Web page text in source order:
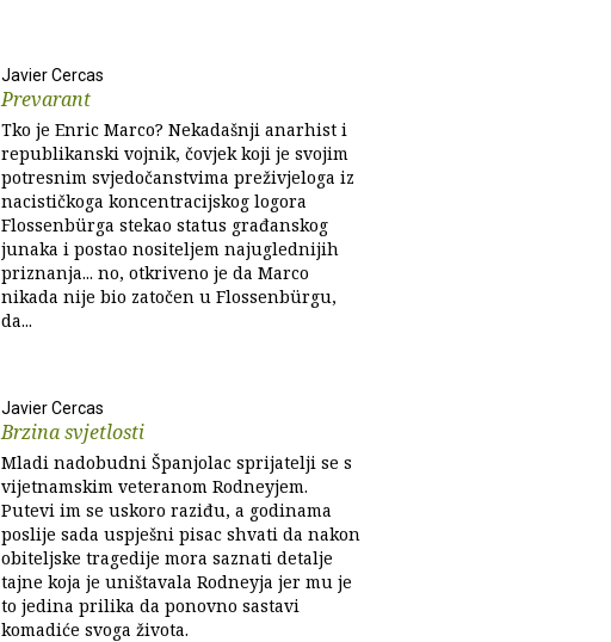
Javier Cercas
Prevarant
Tko je Enric Marco? Nekadašnji anarhist i
republikanski vojnik, čovjek koji je svojim
potresnim svjedočanstvima preživjeloga iz
nacističkoga koncentracijskog logora
Flossenbürga stekao status građanskog
junaka i postao nositeljem najuglednijih
priznanja... no, otkriveno je da Marco
nikada nije bio zatočen u Flossenbürgu,
da...
Javier Cercas
Brzina svjetlosti
Mladi nadobudni Španjolac sprijatelji se s
vijetnamskim veteranom Rodneyjem.
Putevi im se uskoro raziđu, a godinama
poslije sada uspješni pisac shvati da nakon
obiteljske tragedije mora saznati detalje
tajne koja je uništavala Rodneyja jer mu je
to jedina prilika da ponovno sastavi
komadiće svoga života.